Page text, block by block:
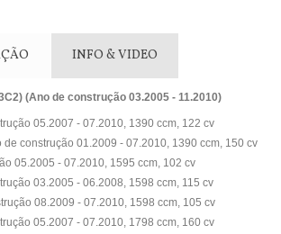
INFO & VIDEO
(Ano de construção 03.2005 - 11.2010)
05.2007 - 07.2010, 1390 ccm, 122 cv
de construção 01.2009 - 07.2010, 1390 ccm, 150 cv
05.2005 - 07.2010, 1595 ccm, 102 cv
03.2005 - 06.2008, 1598 ccm, 115 cv
08.2009 - 07.2010, 1598 ccm, 105 cv
05.2007 - 07.2010, 1798 ccm, 160 cv